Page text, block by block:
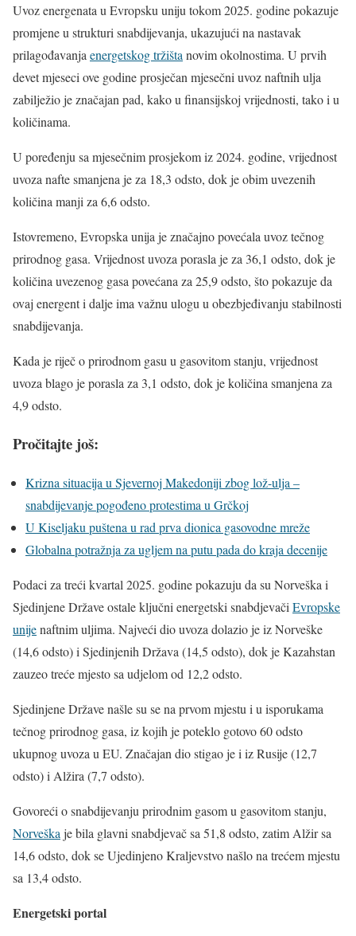
Uvoz energenata u Evropsku uniju tokom 2025. godine pokazuje
promjene u strukturi snabdijevanja, ukazujući na nastavak
prilagođavanja energetskog tržišta novim okolnostima. U prvih
devet mjeseci ove godine prosječan mjesečni uvoz naftnih ulja
zabilježio je značajan pad, kako u finansijskoj vrijednosti, tako i u
količinama.
U poređenju sa mjesečnim prosjekom iz 2024. godine, vrijednost
uvoza nafte smanjena je za 18,3 odsto, dok je obim uvezenih
količina manji za 6,6 odsto.
Istovremeno, Evropska unija je značajno povećala uvoz tečnog
prirodnog gasa. Vrijednost uvoza porasla je za 36,1 odsto, dok je
količina uvezenog gasa povećana za 25,9 odsto, što pokazuje da
ovaj energent i dalje ima važnu ulogu u obezbjeđivanju stabilnosti
snabdijevanja.
Kada je riječ o prirodnom gasu u gasovitom stanju, vrijednost
uvoza blago je porasla za 3,1 odsto, dok je količina smanjena za
4,9 odsto.
Pročitajte još:
Krizna situacija u Sjevernoj Makedoniji zbog lož-ulja –
snabdijevanje pogođeno protestima u Grčkoj
U Kiseljaku puštena u rad prva dionica gasovodne mreže
Globalna potražnja za ugljem na putu pada do kraja decenije
Podaci za treći kvartal 2025. godine pokazuju da su Norveška i
Sjedinjene Države ostale ključni energetski snabdjevači Evropske
unijenaftnim uljima. Najveći dio uvoza dolazio je iz Norveške
(14,6 odsto) i Sjedinjenih Država (14,5 odsto), dok je Kazahstan
zauzeo treće mjesto sa udjelom od 12,2 odsto.
Sjedinjene Države našle su se na prvom mjestu i u isporukama
tečnog prirodnog gasa, iz kojih je poteklo gotovo 60 odsto
ukupnog uvoza u EU. Značajan dio stigao je i iz Rusije (12,7
odsto) i Alžira (7,7 odsto).
Govoreći o snabdijevanju prirodnim gasom u gasovitom stanju,
Norveška je bila glavni snabdjevač sa 51,8 odsto, zatim Alžir sa
14,6 odsto, dok se Ujedinjeno Kraljevstvo našlo na trećem mjestu
sa 13,4 odsto.
Energetski portal